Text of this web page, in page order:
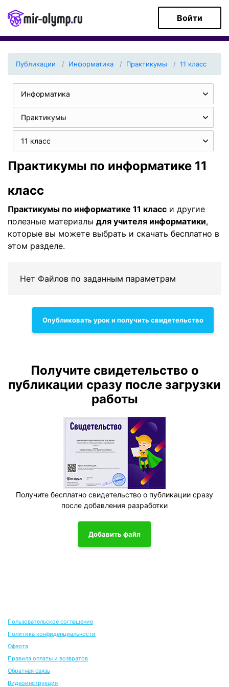
Войти
Публикации Информатика Практикумы 11 класс
Информатика
Практикумы
11 класс
Практикумы по информатике 11
класс
Практикумы по информатике 11 класс и другие
полезные материалы для учителя информатики,
которые вы можете выбрать и скачать бесплатно в
этом разделе.
Нет Файлов по заданным параметрам
Опубликовать урок и получить свидетельство
Получите свидетельство о
публикации сразу после загрузки
работы
Получите бесплатно свидетельство о публикации сразу
после добавления разработки
Добавить файл
Пользовательское соглашение
Политика конфиденциальности
Оферта
Правила оплаты и возвратов
Обратная связь
Видеоинструкция